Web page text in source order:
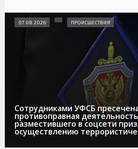
Сотрудниками УФСБ
противоправная
разместившего в соцсети
осуществлению
07.08.2026 ПРОИСШЕСТВИЯ